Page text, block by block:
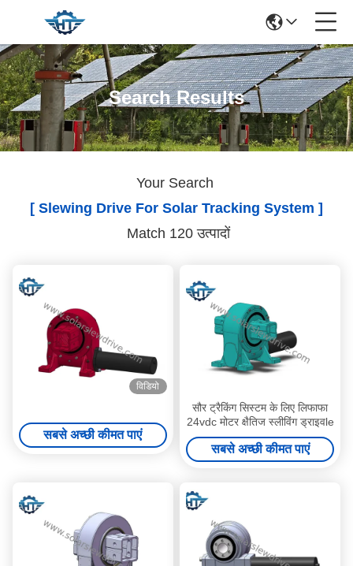
Search Results
Your Search
[ Slewing Drive For Solar Tracking System ]
Match 120 उत्पादों
विडियो
सबसे अच्छी कीमत पाएं
सौर ट्रैकिंग सिस्टम के लिए लिफाफा
24vdc मोटर क्षैतिज स्लीविंग ड्राइवle
सबसे अच्छी कीमत पाएं